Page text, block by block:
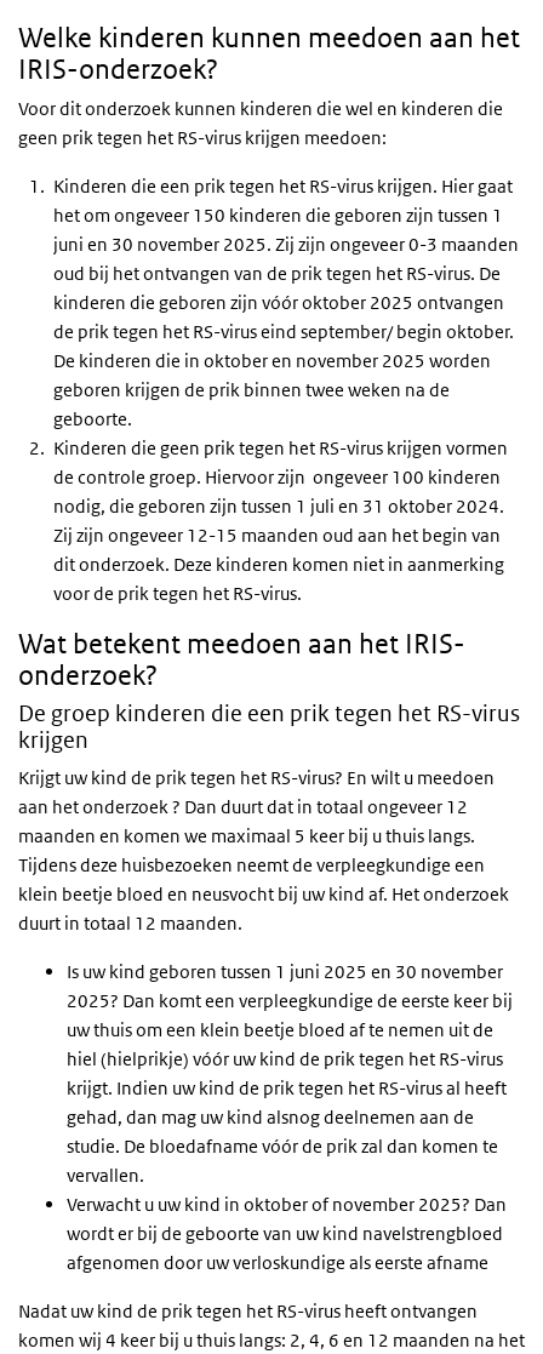
Welke kinderen kunnen meedoen aan het
IRIS-onderzoek?
Voor dit onderzoek kunnen kinderen die wel en kinderen die
geen prik tegen het RS-virus krijgen meedoen:
Kinderen die een prik tegen het RS-virus krijgen. Hier gaat
het om ongeveer 150 kinderen die geboren zijn tussen 1
juni en 30 november 2025. Zij zijn ongeveer 0-3 maanden
oud bij het ontvangen van de prik tegen het RS-virus. De
kinderen die geboren zijn vóór oktober 2025 ontvangen
de prik tegen het RS-virus eind september/ begin oktober.
De kinderen die in oktober en november 2025 worden
geboren krijgen de prik binnen twee weken na de
geboorte.
Kinderen die geen prik tegen het RS-virus krijgen vormen
de controle groep. Hiervoor zijn ongeveer 100 kinderen
nodig, die geboren zijn tussen 1 juli en 31 oktober 2024.
Zij zijn ongeveer 12-15 maanden oud aan het begin van
dit onderzoek. Deze kinderen komen niet in aanmerking
voor de prik tegen het RS-virus.
Wat betekent meedoen aan het IRIS-
onderzoek?
De groep kinderen die een prik tegen het RS-virus
krijgen
Krijgt uw kind de prik tegen het RS-virus? En wilt u meedoen
aan het onderzoek ? Dan duurt dat in totaal ongeveer 12
maanden en komen we maximaal 5 keer bij u thuis langs.
Tijdens deze huisbezoeken neemt de verpleegkundige een
klein beetje bloed en neusvocht bij uw kind af. Het onderzoek
duurt in totaal 12 maanden.
Is uw kind geboren tussen 1 juni 2025 en 30 november
2025? Dan komt een verpleegkundige de eerste keer bij
uw thuis om een klein beetje bloed af te nemen uit de
hiel (hielprikje) vóór uw kind de prik tegen het RS-virus
krijgt. Indien uw kind de prik tegen het RS-virus al heeft
gehad, dan mag uw kind alsnog deelnemen aan de
studie. De bloedafname vóór de prik zal dan komen te
vervallen.
Verwacht u uw kind in oktober of november 2025? Dan
wordt er bij de geboorte van uw kind navelstrengbloed
afgenomen door uw verloskundige als eerste afname
Nadat uw kind de prik tegen het RS-virus heeft ontvangen
komen wij 4 keer bij u thuis langs: 2, 4, 6 en 12 maanden na het